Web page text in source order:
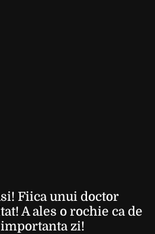
Fiica unui doctor
A ales o rochie ca de
zi!